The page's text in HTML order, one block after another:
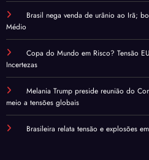
Brasil nega venda de urânio ao Irã;
Médio
Copa do Mundo em Risco? Tensão
Incertezas
Melania Trump preside reunião do
meio a tensões globais
Brasileira relata tensão e explosões